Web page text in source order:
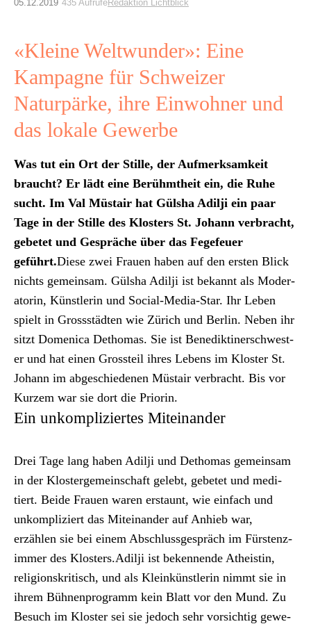
Über uns
ePaper
aktuelle Ausgabe
Suchen
05.12.2019 435 AufrufeRedaktion Lichtblick
«Kleine Weltwunder»: Eine
Kampagne für Schweizer
Naturpärke, ihre Einwohner und
das lokale Gewerbe
Was tut ein Ort der Stille, der Aufmerk­samkeit
braucht? Er lädt eine Berühmtheit ein, die Ruhe
sucht. Im Val Müs­tair hat Gül­sha Adilji ein paar
Tage in der Stille des Klosters St. Johann ver­bracht,
gebetet und Gespräche über das Fege­feuer
geführt.Diese zwei Frauen haben auf den ersten Blick
nichts gemein­sam. Gül­sha Adilji ist bekan­nt als Mod­er­
a­torin, Kün­st­lerin und Social-Media-Star. Ihr Leben
spielt in Grossstädten wie Zürich und Berlin. Neben ihr
sitzt Domeni­ca Dethomas. Sie ist Benedik­tin­er­schwest­
er und hat einen Grossteil ihres Lebens im Kloster St.
Johann im abgeschiede­nen Müs­tair ver­bracht. Bis vor
Kurzem war sie dort die Pri­or­in.
Ein unkompliziertes Miteinander
Drei Tage lang haben Adilji und Dethomas gemein­sam
in der Klosterge­mein­schaft gelebt, gebetet und medi­
tiert. Bei­de Frauen waren erstaunt, wie ein­fach und
unkom­pliziert das Miteinan­der auf Anhieb war,
erzählen sie bei einem Abschlussge­spräch im Fürsten­z­
im­mer des Klosters.Adilji ist beken­nende Athe­istin,
reli­gion­skri­tisch, und als Kleinkün­st­lerin nimmt sie in
ihrem Büh­nen­pro­gramm kein Blatt vor den Mund. Zu
Besuch im Kloster sei sie jedoch sehr vor­sichtig gewe­